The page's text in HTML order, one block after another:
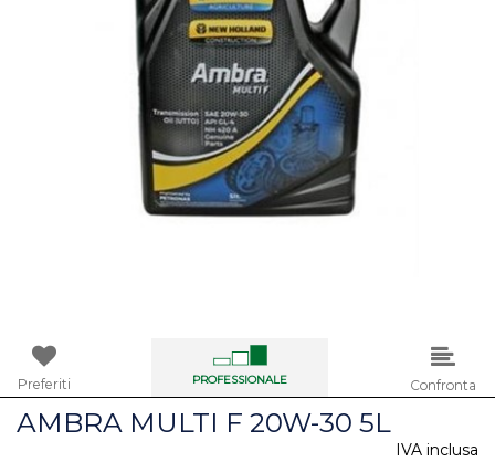
Preferiti PROFESSIONALE Confronta
AMBRA MULTI F 20W-30 5L
IVA inclusa